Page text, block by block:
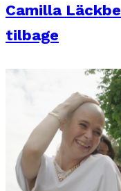
Camilla
tilbage